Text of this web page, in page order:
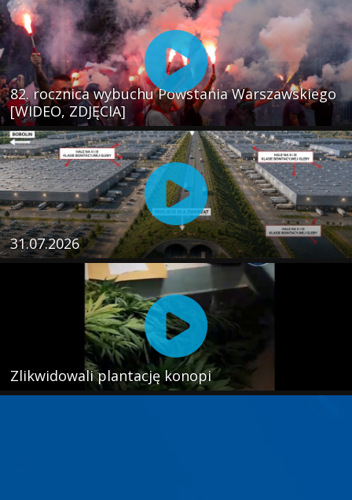
82. rocznica wybuchu Powstania Warszawskiego
[WIDEO, ZDJĘCIA]
31.07.2026
Zlikwidowali plantację konopi